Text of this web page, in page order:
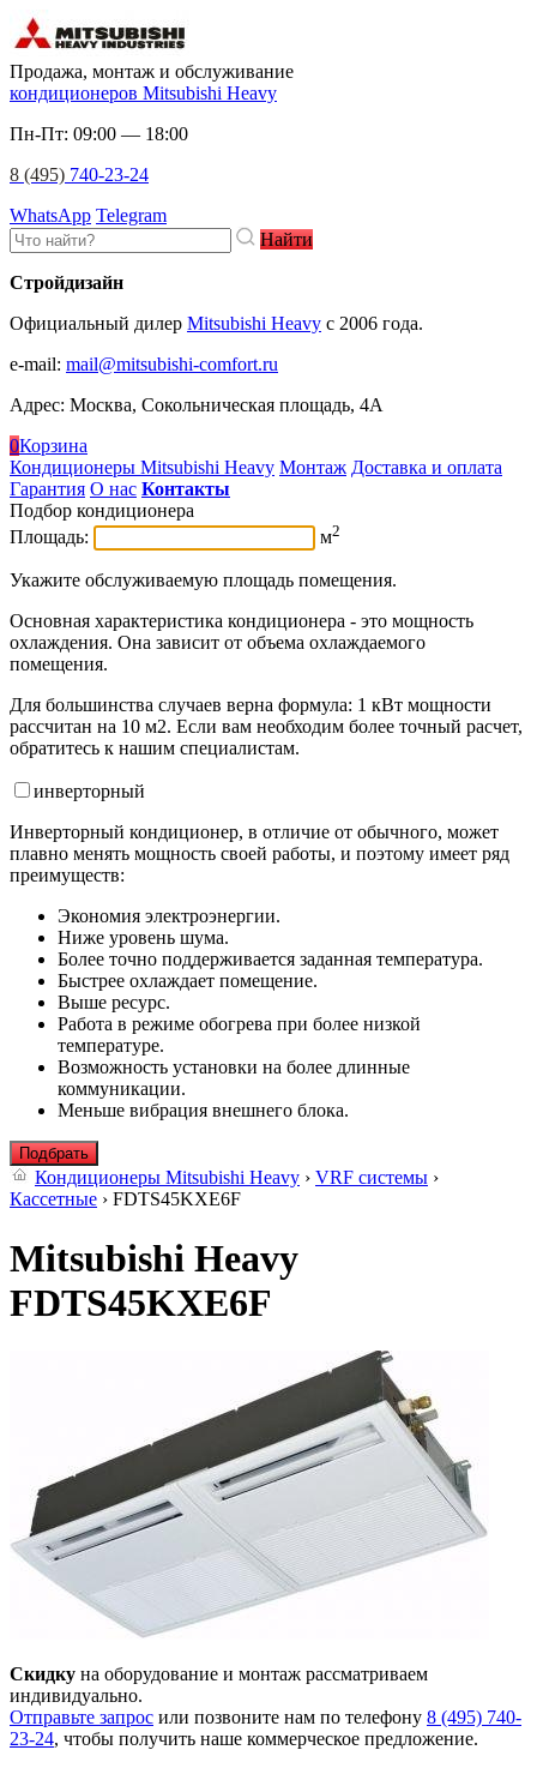
Продажа, монтаж и обслуживание
кондиционеров Mitsubishi Heavy
Пн-Пт: 09:00 — 18:00
8 (495) 740-23-24
WhatsApp Telegram
Найти
Стройдизайн
Официальный дилер Mitsubishi Heavy c 2006 года.
e-mail: mail@mitsubishi-comfort.ru
Адрес: Москва, Сокольническая площадь, 4А
0Корзина
Кондиционеры Mitsubishi Heavy Монтаж Доставка и оплата
Гарантия О нас Контакты
Подбор кондиционера
Площадь:
м2
Укажите обслуживаемую площадь помещения.
Основная характеристика кондиционера - это мощность
охлаждения. Она зависит от объема охлаждаемого
помещения.
Для большинства случаев верна формула: 1 кВт мощности
рассчитан на 10 м2. Если вам необходим более точный расчет,
обратитесь к нашим специалистам.
инверторный
Инверторный кондиционер, в отличие от обычного, может
плавно менять мощность своей работы, и поэтому имеет ряд
преимуществ:
Экономия электроэнергии.
Ниже уровень шума.
Более точно поддерживается заданная температура.
Быстрее охлаждает помещение.
Выше ресурс.
Работа в режиме обогрева при более низкой
температуре.
Возможность установки на более длинные
коммуникации.
Меньше вибрация внешнего блока.
Подбрать
Кондиционеры Mitsubishi Heavy › VRF системы ›
Кассетные › FDTS45KXE6F
Mitsubishi Heavy
FDTS45KXE6F
Скидку на оборудование и монтаж рассматриваем
индивидуально.
Отправьте запрос или позвоните нам по телефону 8 (495) 740-
23-24, чтобы получить наше коммерческое предложение.